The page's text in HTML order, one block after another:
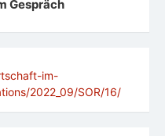
Gespräch
im-
2022_09/SOR/16/